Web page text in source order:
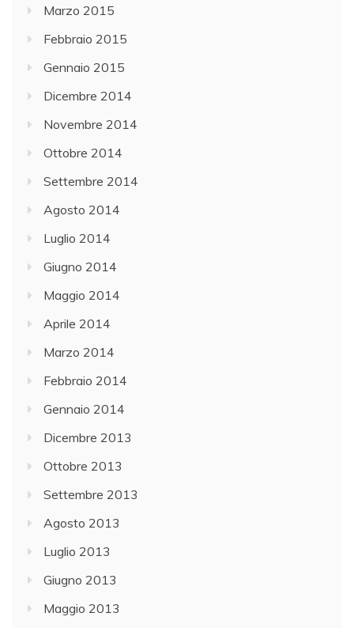
Marzo 2015
Febbraio 2015
Gennaio 2015
Dicembre 2014
Novembre 2014
Ottobre 2014
Settembre 2014
Agosto 2014
Luglio 2014
Giugno 2014
Maggio 2014
Aprile 2014
Marzo 2014
Febbraio 2014
Gennaio 2014
Dicembre 2013
Ottobre 2013
Settembre 2013
Agosto 2013
Luglio 2013
Giugno 2013
Maggio 2013